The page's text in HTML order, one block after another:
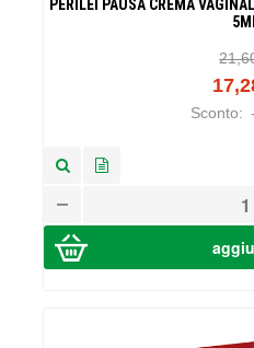
PERILEI PAUSA CREMA
Sconto: